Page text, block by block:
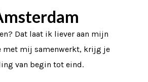
Dat laat ik liever aan mijn
met mij samenwerkt, krijg je
van begin tot eind.